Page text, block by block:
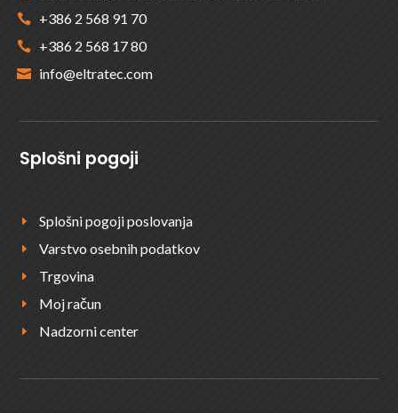
 +386 2 568 91 70
 +386 2 568 17 80
 info@eltratec.com
Splošni pogoji
E Splošni pogoji poslovanja
E Varstvo osebnih podatkov
E Trgovina
E Moj račun
E Nadzorni center